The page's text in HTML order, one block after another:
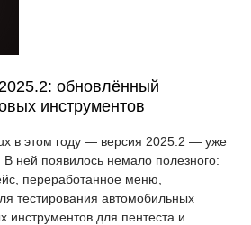
обновлённый
инструментов
в этом году — версия 2025.2 — уже
В ней появилось немало полезного:
переработанное меню,
тестирования автомобильных
инструментов для пентеста и